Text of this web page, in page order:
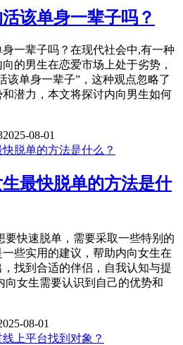
该单身一辈子吗？
一辈子吗？在现代社会中,有一种
的男生在恋爱市场上处于劣势，
该单身一辈子”，这种观点忽略了
潜力，本文将探讨内向男生如何
2025-08-01
生最快脱单的方法是什
要快速脱单，需要采取一些特别的
些实用的建议，帮助内向女生在
找到合适的伴侣，自我认知与提
向女生需要认识到自己的优势和
08-01